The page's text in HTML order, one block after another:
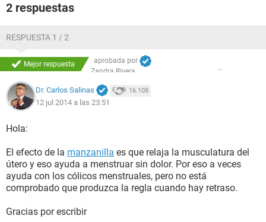
2 respuestas
RESPUESTA 1 / 2
Mejor respuesta
aprobada por
Zandra Rivera
Dr. Carlos Salinas 16.108
12 jul 2014 a las 23:51
Hola:
El efecto de la manzanilla es que relaja la musculatura del
útero y eso ayuda a menstruar sin dolor. Por eso a veces
ayuda con los cólicos menstruales, pero no está
comprobado que produzca la regla cuando hay retraso.
Gracias por escribir